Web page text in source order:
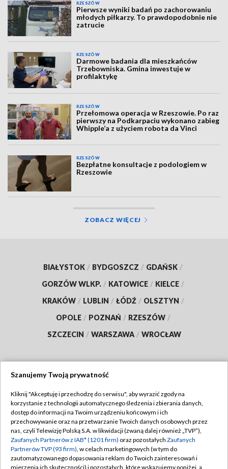
RZESZÓW
Pierwsze wyniki badań po zachorowaniu
młodych piłkarzy. To prawdopodobnie nie
zatrucie
RZESZÓW
Darmowe badania dla mieszkańców
Trzebowniska. Gmina inwestuje w
profilaktykę
RZESZÓW
Przełomowa operacja w Rzeszowie. Po raz
pierwszy na Podkarpaciu wykonano zabieg
Whipple’a z użyciem robota da Vinci
RZESZÓW
Bezpłatne konsultacje z podologiem w
Rzeszowie
ZOBACZ WIĘCEJ
BIAŁYSTOK / BYDGOSZCZ / GDAŃSK /
GORZÓW WLKP. / KATOWICE / KIELCE /
KRAKÓW / LUBLIN / ŁÓDŹ / OLSZTYN /
OPOLE / POZNAŃ / RZESZÓW /
SZCZECIN / WARSZAWA / WROCŁAW
TVP
Abonament TVP
Emisja w TVP
Centrum informacji TVP
Regulamin TVP
Polityka prywatności
Moje zgody
Szanujemy Twoją prywatność
Kliknij "Akceptuję i przechodzę do serwisu", aby wyrazić zgody na
korzystanie z technologii automatycznego śledzenia i zbierania danych,
dostęp do informacji na Twoim urządzeniu końcowym i ich
przechowywanie oraz na przetwarzanie Twoich danych osobowych przez
nas, czyli Telewizję Polską S.A. w likwidacji (zwaną dalej również „TVP”),
Zaufanych Partnerów z IAB* (1201 firm) oraz pozostałych Zaufanych
Partnerów TVP (93 firm), w celach marketingowych (w tym do
zautomatyzowanego dopasowania reklam do Twoich zainteresowań i
mierzenia ich skuteczności) i pozostałych, które wskazujemy poniżej, a